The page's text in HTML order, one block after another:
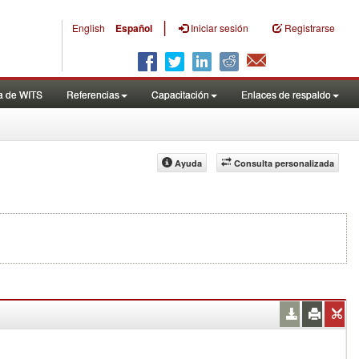
English Español | Iniciar sesión Registrarse
de WITS Referencias Capacitación Enlaces de respaldo
Consulta personalizada
Ayuda